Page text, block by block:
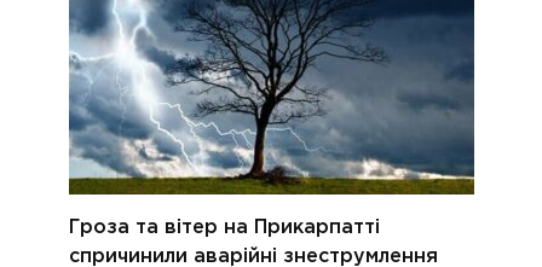
Гроза та вітер на Прикарпатті
спричинили аварійні знеструмлення